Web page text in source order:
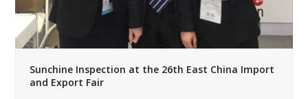
Sunchine Inspection at the 26th East China Import
and Export Fair